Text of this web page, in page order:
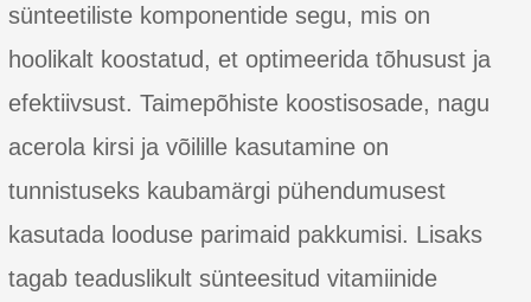
sünteetiliste komponentide segu, mis on
hoolikalt koostatud, et optimeerida tõhusust ja
efektiivsust. Taimepõhiste koostisosade, nagu
acerola kirsi ja võilille kasutamine on
tunnistuseks kaubamärgi pühendumusest
kasutada looduse parimaid pakkumisi. Lisaks
tagab teaduslikult sünteesitud vitamiinide